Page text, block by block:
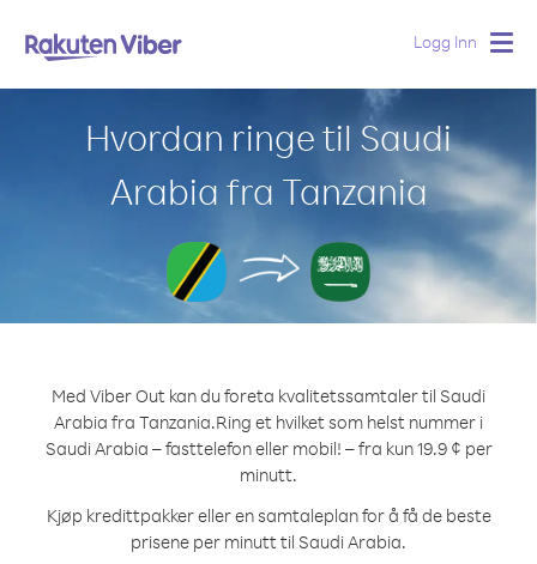
Logg Inn
Hvordan ringe til Saudi
Arabia fra Tanzania
Med Viber Out kan du foreta kvalitetssamtaler til Saudi
Arabia fra Tanzania.Ring et hvilket som helst nummer i
Saudi Arabia – fasttelefon eller mobil! – fra kun 19.9 ¢ per
minutt.
Kjøp kredittpakker eller en samtaleplan for å få de beste
prisene per minutt til Saudi Arabia.